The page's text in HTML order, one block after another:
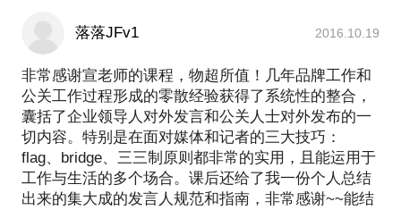
落落JFv1 2016.10.19
非常感谢宣老师的课程，物超所值！几年品牌工作和
公关工作过程形成的零散经验获得了系统性的整合，
囊括了企业领导人对外发言和公关人士对外发布的一
切内容。特别是在面对媒体和记者的三大技巧：
flag、bridge、三三制原则都非常的实用，且能运用于
工作与生活的多个场合。课后还给了我一份个人总结
出来的集大成的发言人规范和指南，非常感谢~~能结